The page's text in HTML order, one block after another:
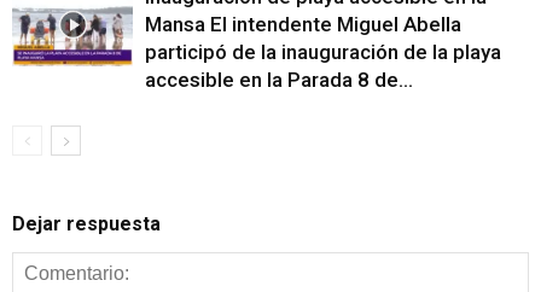
Mansa El intendente Miguel Abella
participó de la inauguración de la playa
accesible en la Parada 8 de...
Dejar respuesta